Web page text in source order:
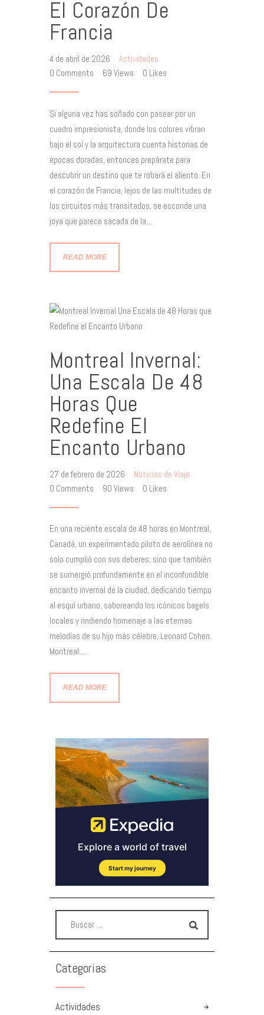
El Corazón De
Francia
4 de abril de 2026
Actividades
0 Comments 69 Views 0 Likes
Si alguna vez has soñado con pasear por un
cuadro impresionista, donde los colores vibran
bajo el sol y la arquitectura cuenta historias de
épocas doradas, entonces prepárate para
descubrir un destino que te robará el aliento. En
el corazón de Francia, lejos de las multitudes de
los circuitos más transitados, se esconde una
joya que parece sacada de la…
READ MORE
Montreal Invernal:
Una Escala De 48
Horas Que
Redefine El
Encanto Urbano
27 de febrero de 2026
Noticias de Viaje
0 Comments 90 Views 0 Likes
En una reciente escala de 48 horas en Montreal,
Canadá, un experimentado piloto de aerolínea no
solo cumplió con sus deberes, sino que también
se sumergió profundamente en el inconfundible
encanto invernal de la ciudad, dedicando tiempo
al esquí urbano, saboreando los icónicos bagels
locales y rindiendo homenaje a las eternas
melodías de su hijo más célebre, Leonard Cohen.
Montreal:…
READ MORE
Categorias
Actividades